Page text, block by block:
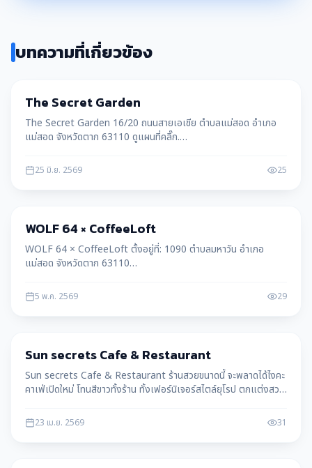
บทความที่เกี่ยวข้อง
ท่องเที่ยว
The Secret Garden
The Secret Garden 16/20 ถนนสายเอเชีย ตำบลแม่สอด อำเภอ
แม่สอด จังหวัดตาก 63110 ดูแผนที่คลิ๊ก.
8.00-17.00 บริการเครื่องดื่ม อาหารต
25 มิ.ย. 2569 25
ท่องเที่ยว
WOLF 64 × CoffeeLoft
WOLF 64 × CoffeeLoft ตั้งอยู่ที่: 1090 ตำบลมหาวัน อำเภอ
แม่สอด จังหวัดตาก 63110
WOLF 64 × CoffeeLoft Open. 10:00–17:00 Tel. 082171196
5 พ.ค. 2569 29
ท่องเที่ยว
Sun secrets Cafe & Restaurant
Sun secrets Cafe & Restaurant ร้านสวยขนาดนี้ จะพลาดได้ไงคะ
คาเฟ่เปิดใหม่ โทนสีขาวทั้งร้าน ทั้งเฟอร์นิเจอร์สไตล์ยุโรป ตกแต่งสวน
23 เม.ย. 2569 31